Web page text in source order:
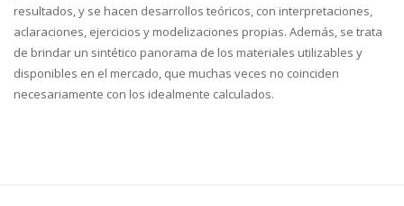
resultados, y se hacen desarrollos teóricos, con interpretaciones,
aclaraciones, ejercicios y modelizaciones propias. Además, se trata
de brindar un sintético panorama de los materiales utilizables y
disponibles en el mercado, que muchas veces no coinciden
necesariamente con los idealmente calculados.